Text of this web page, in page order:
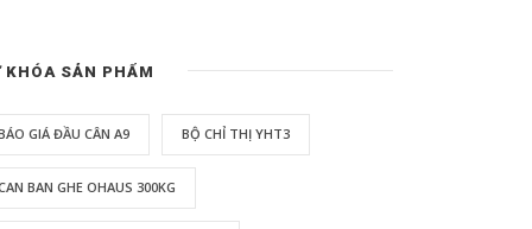
KHÓA SẢN PHẨM
GIÁ ĐẦU CÂN A9 BỘ CHỈ THỊ YHT3
BAN GHE OHAUS 300KG